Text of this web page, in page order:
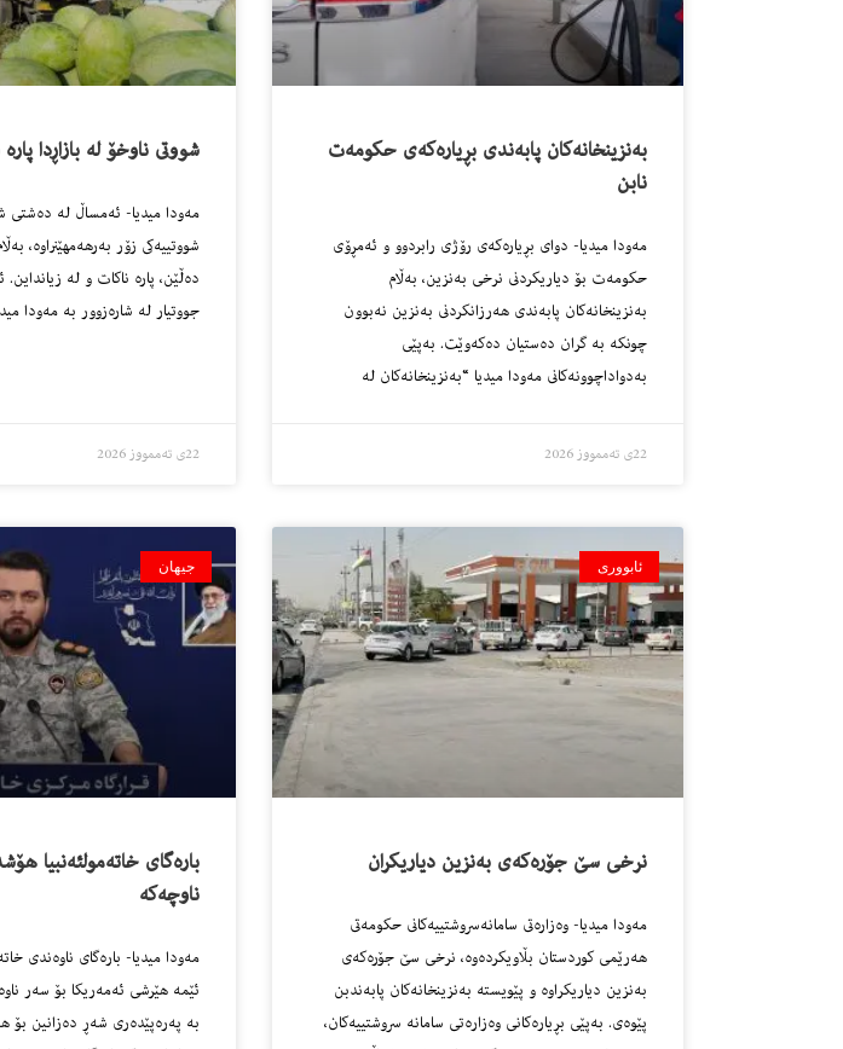
به‌نزینخانه‌كان پابه‌ندى بڕیاره‌كه‌ى حكومه‌ت
نابن
مه‌ودا میدیا- دواى بڕیاره‌كه‌ى رۆژى رابردوو و ئه‌مڕۆى
حكومه‌ت بۆ دیاریكردنى نرخى به‌نزین، به‌ڵام
به‌نزینخانه‌كان پابه‌ندى هه‌رزانكردنى به‌نزین نه‌بوون
چونكه‌ به‌ گران ده‌ستیان ده‌كه‌وێت. به‌پێى
به‌دواداچوونه‌كانى مه‌ودا میدیا “به‌نزینخانه‌كان له‌
22ی تەممووز 2026
شووتى ناوخۆ له‌ بازاڕدا
مه‌ودا میدیا- ئه‌مساڵ له‌ ده‌شتى
شووتییه‌كى زۆر به‌رهه‌مهێنراوه‌،
ده‌ڵێن، پاره‌ ناكات و له‌
جووتیار له‌ شاره‌زوور به‌ مه‌ودا
22ی تەممووز 2026
ئابووری
نرخى سێ جۆره‌كه‌ى به‌نزین دیاریكران
مه‌ودا میدیا- وه‌زاره‌تى سامانه‌سروشتییه‌كانى حكومه‌تى
هه‌رێمى كوردستان بڵاویكرده‌وه‌، نرخى سێ جۆره‌كه‌ى
به‌نزین دیاریكراوه‌ و پێویسته‌ به‌نزینخانه‌كان پابه‌ندبن
پێوه‌ى. بەپێی بڕیارەکانی وەزارەتی سامانە سروشتییەکان،
جیهان
باره‌گاى خاته‌مولئه‌نبیا
ناوچه‌كه‌
مه‌ودا میدیا- بارەگای ناوەندی
ئێمە هێرشی ئەمه‌ریکا بۆ سەر
بە پەرەپێدەری شەڕ دەزانین بۆ